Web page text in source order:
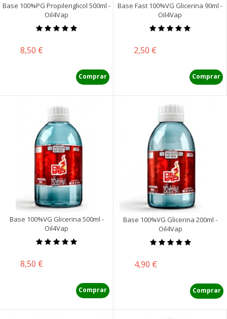
Base 100%PG Propilenglicol 500ml -
Oil4Vap
Precio
8,50 €
Comprar
Base Fast 100%VG Glicerina 90ml -
Oil4Vap
Precio
2,50 €
Comprar
Base 100%VG Glicerina 500ml -
Oil4Vap
Precio
8,50 €
Comprar
Base 100%VG Glicerina 200ml -
Oil4Vap
Precio
4,90 €
Comprar